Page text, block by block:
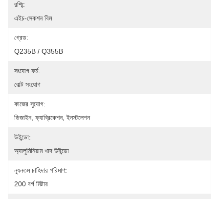
রশ্মি:
এইচ-সেকশন বিম
গ্রেড:
Q235B / Q355B
সংযোগ ফর্ম:
বোল্ট সংযোগ
কাজের সুযোগ:
ডিজাইন, ফ্যাব্রিকেশন, ইনস্টলেশন
উইন্ডো:
অ্যালুমিনিয়াম খাদ উইন্ডো
ন্যূনতম চাহিদার পরিমাণ:
200 বর্গ মিটার